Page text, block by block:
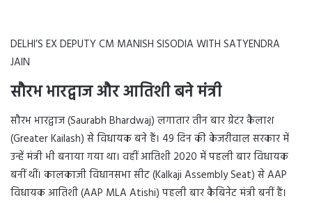
DELHI’S EX DEPUTY CM MANISH SISODIA WITH SATYENDRA
JAIN
सौरभ भारद्वाज और आतिशी बने मंत्री
सौरभ भारद्वाज (Saurabh Bhardwaj) लगातार तीन बार ग्रेटर कैलाश
(Greater Kailash) से विधायक बने हैं। 49 दिन की केजरीवाल सरकार में
उन्हें मंत्री भी बनाया गया था। वहीं आतिशी 2020 में पहली बार विधायक
बनीं थीं। कालकाजी विधानसभा सीट (Kalkaji Assembly Seat) से AAP
विधायक आतिशी (AAP MLA Atishi) पहली बार कैबिनेट मंत्री बनीं हैं।